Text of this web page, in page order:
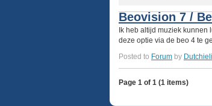
Beovision 7 /
Ik heb altijd muziek
deze optie via de beo 4 te
Posted to Forum by
Page 1 of 1 (1 items)